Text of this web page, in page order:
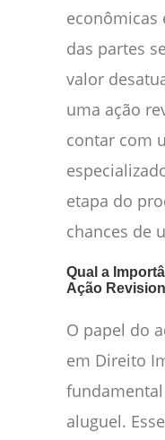
econômicas
das partes
valor
uma ação
contar com
etapa do
chances de
Qual a
Ação
O papel do
em Direito
aluguel.